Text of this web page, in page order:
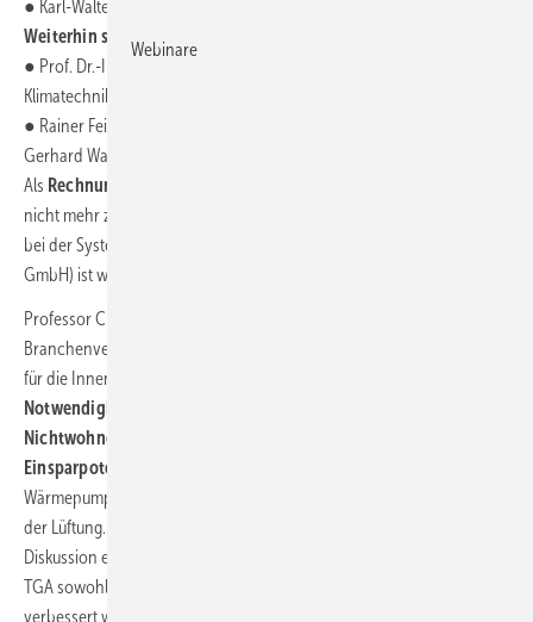
● Karl-Walter Schuster (BTGA e. V.).
Weiterhin sind im Vorstand
● Prof. Dr.-Ing. Dr. rer. pol. Christoph Kaup (HOWATHERM
Klimatechnik GmbH) als Vorsitzender sowie
● Rainer Feichtmeier (Daikin Airconditioning Germany GmbH) und
Gerhard Warnke (MAICO Elektroapparate-Fabrik GmbH).
Als Rechnungsprüfer
nicht mehr zur Wiederwahl aufstellen ließ. Fischer ist Geschäftsführer
bei der Systemair GmbH. Bernd Schweitzer (Schweitzer-Chemie
GmbH) ist weiterhin als Rechnungsprüfer im Amt.
Professor Christoph Kaup betonte, dass sich der FGK als wichtigster
Branchenverband im Bereich der Klima- und Lüftungstechnik intensiv
für die Innenraumqualität engagiert und dafür, dass die
Notwendigkeit der bedarfsgerechten Lüftung von Wohn- und
Nichtwohngebäuden ebenso anerkannt wird wie das Energie-
Einsparpotenzial der TGA
Wärmepumpen und durch Wärmerückgewinnung in Verbindung mit
der Lüftung. Der Verband bringt sich kontinuierlich in die öffentliche
Diskussion ein, um das Verständnis dafür zu schärfen, dass mit der
TGA sowohl die Raumluftqualität als auch die Energieeffizienz
verbessert werden. Der FGK tritt sowohl auf deutscher als auch auf
Webinare